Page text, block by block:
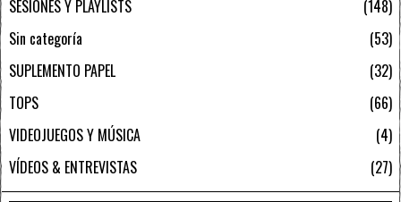
SESIONES Y PLAYLISTS
148
Sin categoría
53
SUPLEMENTO PAPEL
32
TOPS
66
VIDEOJUEGOS Y MÚSICA
4
VÍDEOS & ENTREVISTAS
27